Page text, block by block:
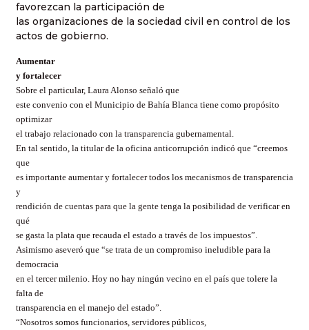
favorezcan la participación de
las organizaciones de la sociedad civil en control de los
actos de gobierno.
Aumentar
y fortalecer
Sobre el particular, Laura Alonso señaló que
este convenio con el Municipio de Bahía Blanca tiene como propósito
optimizar
el trabajo relacionado con la transparencia gubernamental.
En tal sentido, la titular de la oficina anticorrupción indicó que “creemos
que
es importante aumentar y fortalecer todos los mecanismos de transparencia
y
rendición de cuentas para que la gente tenga la posibilidad de verificar en
qué
se gasta la plata que recauda el estado a través de los impuestos”.
Asimismo aseveró que “se trata de un compromiso ineludible para la
democracia
en el tercer milenio. Hoy no hay ningún vecino en el país que tolere la
falta de
transparencia en el manejo del estado”.
“Nosotros somos funcionarios, servidores públicos,